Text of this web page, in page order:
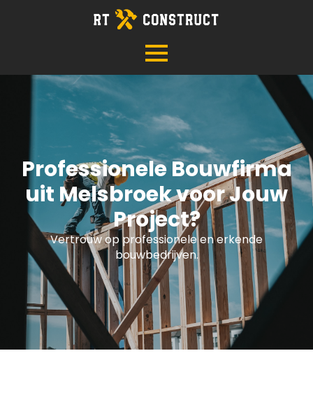
Professionele Bouwfirma
uit Melsbroek voor Jouw
Project?
Vertrouw op professionele en erkende
bouwbedrijven.